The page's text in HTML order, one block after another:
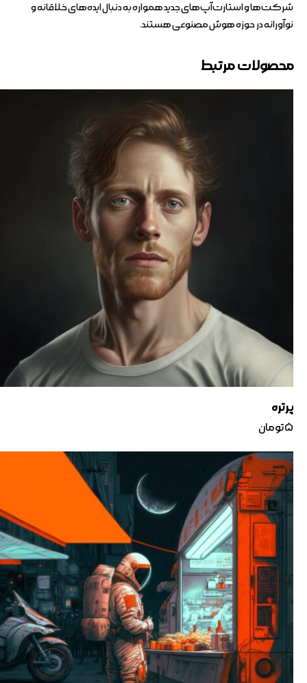
شرکت‌ها و استارت‌آپ‌های جدید همواره به دنبال ایده‌های خلاقانه و
نوآورانه در حوزه هوش مصنوعی هستند.
محصولات مرتبط
پرتره
۵تومان
ناموجود